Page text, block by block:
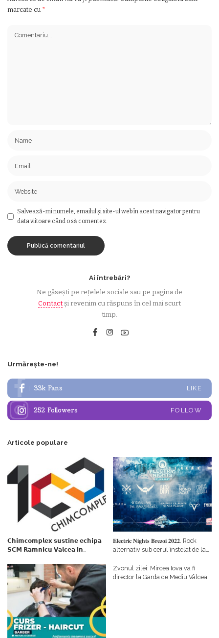
marcate cu *
Salvează-mi numele, emailul și site-ul web în acest navigator pentru
data viitoare când o să comentez.
Ai întrebări?
Ne găsești pe rețelele sociale sau pe pagina de
Contactși revenim cu răspuns în cel mai scurt
timp.
Urmărește-ne!
33k Fans LIKE
252 Followers FOLLOW
Articole populare
𝗖𝗵𝗶𝗺𝗰𝗼𝗺𝗽𝗹𝗲𝘅 𝘀𝘂𝘀𝘁𝗶𝗻𝗲 𝗲𝗰𝗵𝗶𝗽𝗮
𝗦𝗖𝗠 𝗥𝗮𝗺𝗻𝗶𝗰𝘂 𝗩𝗮𝗹𝗰𝗲𝗮 𝗶𝗻
𝗳𝗶𝗻𝗮𝗻𝘁𝗮𝘁𝗼𝗿
𝐄𝐥𝐞𝐜𝐭𝐫𝐢𝐜 𝐍𝐢𝐠𝐡𝐭𝐬 𝐁𝐫𝐞𝐳𝐨𝐢 𝟐𝟎𝟐𝟐. Rock
alternativ sub cerul înstelat de la
Zvonul zilei: Mircea Iova va fi
director la Garda de Mediu Vâlcea